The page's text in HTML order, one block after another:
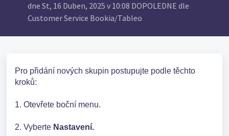
dne St, 16 Duben, 2025 v 10:08 DOPOLEDNE dle
Customer Service Bookia/Tableo
Pro přidání nových skupin postupujte podle těchto
kroků:
1. Otevřete boční menu.
2. Vyberte Nastavení.